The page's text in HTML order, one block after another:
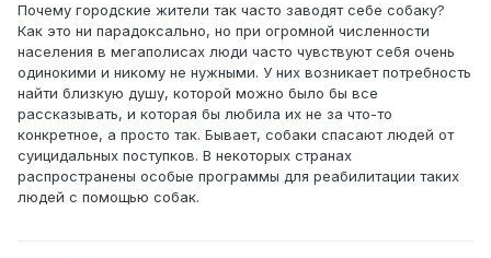
Почему городские жители так часто заводят себе собаку?
Как это ни парадоксально, но при огромной численности
населения в мегаполисах люди часто чувствуют себя очень
одинокими и никому не нужными. У них возникает потребность
найти близкую душу, которой можно было бы все
рассказывать, и которая бы любила их не за что-то
конкретное, а просто так. Бывает, собаки спасают людей от
суицидальных поступков. В некоторых странах
распространены особые программы для реабилитации таких
людей с помощью собак.